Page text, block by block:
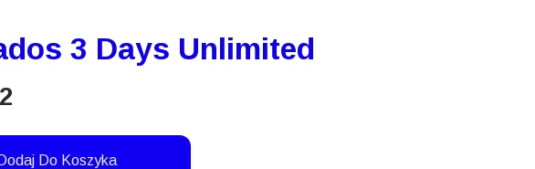
3 Days Unlimited
Dodaj Do Koszyka